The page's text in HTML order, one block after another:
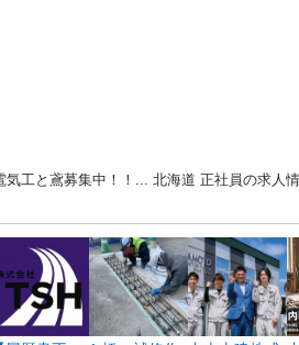
工と鳶募集中！！... 北海道 正社員の求人